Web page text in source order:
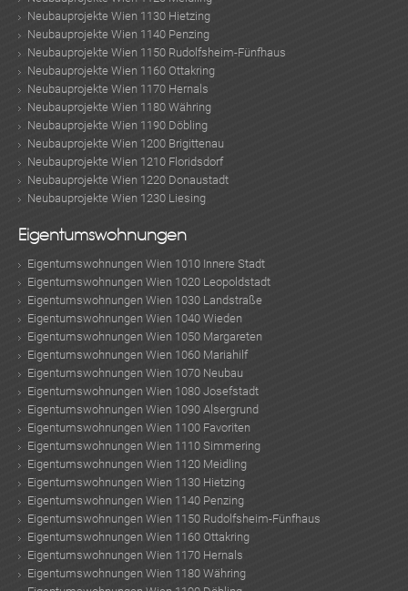
Neubauprojekte Wien 1130 Hietzing
Neubauprojekte Wien 1140 Penzing
Neubauprojekte Wien 1150 Rudolfsheim-Fünfhaus
Neubauprojekte Wien 1160 Ottakring
Neubauprojekte Wien 1170 Hernals
Neubauprojekte Wien 1180 Währing
Neubauprojekte Wien 1190 Döbling
Neubauprojekte Wien 1200 Brigittenau
Neubauprojekte Wien 1210 Floridsdorf
Neubauprojekte Wien 1220 Donaustadt
Neubauprojekte Wien 1230 Liesing
Eigentumswohnungen
Eigentumswohnungen Wien 1010 Innere Stadt
Eigentumswohnungen Wien 1020 Leopoldstadt
Eigentumswohnungen Wien 1030 Landstraße
Eigentumswohnungen Wien 1040 Wieden
Eigentumswohnungen Wien 1050 Margareten
Eigentumswohnungen Wien 1060 Mariahilf
Eigentumswohnungen Wien 1070 Neubau
Eigentumswohnungen Wien 1080 Josefstadt
Eigentumswohnungen Wien 1090 Alsergrund
Eigentumswohnungen Wien 1100 Favoriten
Eigentumswohnungen Wien 1110 Simmering
Eigentumswohnungen Wien 1120 Meidling
Eigentumswohnungen Wien 1130 Hietzing
Eigentumswohnungen Wien 1140 Penzing
Eigentumswohnungen Wien 1150 Rudolfsheim-Fünfhaus
Eigentumswohnungen Wien 1160 Ottakring
Eigentumswohnungen Wien 1170 Hernals
Eigentumswohnungen Wien 1180 Währing